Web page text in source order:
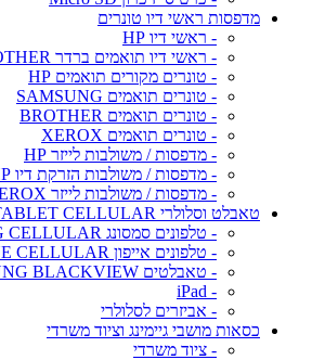
מדפסות ראשי דיו טונרים
- ראשי דיו HP
- ראשי דיו תואמים ברדר BROTHER
- טונרים מקורים תואמים HP
- טונרים תואמים SAMSUNG
- טונרים תואמים BROTHER
- טונרים תואמים XEROX
- מדפסות / משולבות לייזר HP
- מדפסות / משולבות הזרקת דיו HP
- מדפסות / משולבות לייזר XEROX
טאבלט וסלולרי TABLET CELLULAR
- טלפונים סמסונג SAMSUNG CELLULAR
- טלפונים אייפון iPHONE CELLULAR
- טאבלטים TABLET SAMSUNG BLACKVIEW
- iPad
- אביזרים לסלולרי
כסאות מושבי גיימינג וציוד משרדי
- ציוד משרדי